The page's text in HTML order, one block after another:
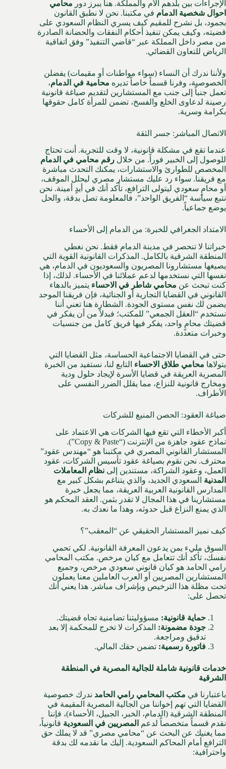
الإجراءات بين بلدهم الأم والمملكة. هنا يبرز دور محامي
احوال شخصية الدمام في مكتبنا. نحن لا نطبق القانون
بجمود، بل نشرح للمقيم كيف يسري النظام السعودي على
قضيته، وكيف يمكن تنفيذ أحكام النفقات والحضانة الصادرة
من مصر داخل المملكة عبر “قاضي التنفيذ” وفق اتفاقية
الرياض للتعاون القضائي.
ولأننا ندرك أن النساء (سواء مواطنات أو مقيمات) يفضلن
الخصوصية، وفرنا قسماً خاصاً تديره محامية في الدمام،
تعمل جنباً إلى جنب مع المستشارين لتقديم صياغة قانونية
رصينة لدعاوى الخلع والفسخ، تضمن للمرأة كامل حقوقها
بكرامة وسرية.
الاتصال المباشر: جسر الثقة
عندما تقع في مشكلة قانونية، لا وقت للتجربة. أنت تحتاج
للوصول إلى الخبير فوراً. من خلال رقم محامي في الدمام
المخصص للطوارئ والاستشارات، يمكنك التحدث مباشرة
مع فريقنا. سواء رد عليك مستشار مصري ليحلل الموقف،
أو محامٍ سعودي ليتولى الترافع، تأكد أنك في أيدٍ أمينة. نحن
نتبع سياسة “الفريق الواحد”، فالمعلومة تصل بدقة، والحل
يوضع جماعياً.
الامتداد الجغرافي للخبرة: من الدمام إلى الأحساء
خبراتنا لا تنحصر في مدينة الدمام فقط. نحن نغطي
المنطقة الشرقية بالكامل. المذكرات القانونية القوية التي
يصيغها مستشارونا المصريون والسعوديون في الدمام، هي
نفسها التي نستخدمها لدعم عملائنا في الأحساء. لذلك، إذا
كنت تبحث عن محامي شاطر في الاحساء يتميز بالدهاء
القانوني في القضايا التجارية أو الجنائية، فإن فريقنا الموحد
يضمن لك نفس مستوى الجودة. الشطارة هنا تعني أننا
نستخدم “العقل الجمعي” للمكتب؛ فبدلاً من أن يفكر في
قضيتك محامٍ واحد، يفكر فيها فريق كامل من جنسيات
وخبرات متعددة.
حتى في القضايا الاجتماعية الحساسة، مثل القضايا التي
يتولاها محامي طلاق الاحساء التابع لنا، نستفيد من الخبرة
المصرية العريقة في قضايا الأسرة لإيجاد حلول ودية
ومخارج قانونية للنزاع، مما يقلل الضرر النفسي على
الأطراف.
صياغة العقود: الحصن المنيع للشركات
أكبر الأخطاء التي تقع فيها الشركات هي الاعتماد على
نماذج عقود جاهزة من الإنترنت (“Copy & Paste”).
المستشار القانوني المصري في مكتبنا هو “مهندس عقود”
محترف. نحن نقوم بصياغة عقود تأسيس الشركات، عقود
العمل، وعقود الشراكة، مستندين إلى نظام المعاملات
المدنية السعودي الجديد، والذي يتناغم بشكل كبير مع
المدارس القانونية العربية العريقة، مما يجعل خبرة
مستشارينا في هذا المجال لا تقدر بثمن. العقد المحكم هو
الذي يمنع النزاع قبل حدوثه، وهذا ما نعدك به.
كيف نميز المستشار الحقيقي عن “المعقب”؟
السوق مليء بمن يدعون المعرفة القانونية. لكي تحمي
نفسك، تأكد أنك تتعامل مع كيان مرخص. مكتب المحامي
رامي الحامد هو كيان قانوني سعودي مرخص، وجميع
المستشارين المصريين أو العرب العاملين معنا يعملون
تحت مظلة هذا الترخيص وبإشراف مباشر. هذا يعني أنك
تحصل على:
حماية قانونية: مسؤوليتنا تضامنية تجاه قضيتك.
جودة مضمونة: المذكرات لا تخرج للمحكمة إلا بعد
تدقيق ومراجعة.
فاتورة رسمية: تضمن حقك المالي.
خدمات قانونية شاملة للجالية المصرية في المنطقة
الشرقية
باعتبارنا في مكتب المحامي رامي الحامد ندرك خصوصية
القضايا التي تهم إخواننا من الجالية المصرية المقيمة في
المنطقة الشرقية (الدمام، الخبر، الجبيل، الأحساء)، فإننا
نقدم قسماً متخصصاً لدعم المصريين في السعودية قانونياً،
مما يغنيك عن البحث عن “محامي مصري” قد لا يملك حق
الترافع أمام المحاكم السعودية. إليك ما نقدمه لك بدقة
واحترافية: